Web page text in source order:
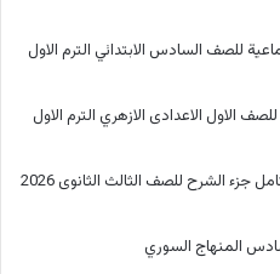
للصف السادس الابتدائي الترم الاول
الاول الاعدادى الازهري الترم الاول
تحميل كتاب المعاصر في التفاضل والتكامل جزء الشرح للصف الثالث الثانوى 2026
المنهاج السوري